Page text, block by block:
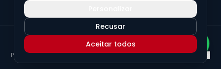
© 2026 Exclusive Pisos e Tapetes Personalizados
45.563.259/0001-89
Política de PrivacidadeTermos de UsoLGPDPreferências de cookies
Recusar
Aceitar todos